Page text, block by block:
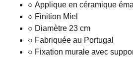
○ Applique en céramique
○ Finition Miel
○ Diamètre 23 cm
○ Fabriquée au Portugal
○ Fixation murale avec